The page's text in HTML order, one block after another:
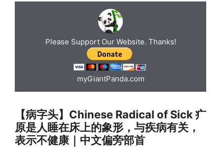
Please Support Our Website. Thanks!
myGiantPanda.com
【病字头】Chinese Radical of Sick 疒
原是人睡在床上的象形，与疾病有关，
表示不健康｜中文偏旁部首